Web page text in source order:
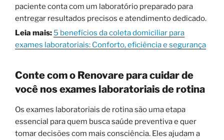
paciente conta com um laboratório preparado para
entregar resultados precisos e atendimento dedicado.
Leia mais: 5 benefícios da coleta domiciliar para
exames laboratoriais: Conforto, eficiência e segurança
Conte com o Renovare para cuidar de
você nos exames laboratoriais de rotina
Os exames laboratoriais de rotina são uma etapa
essencial para quem busca saúde preventiva e quer
tomar decisões com mais consciência. Eles ajudam a